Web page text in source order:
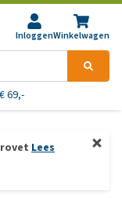
InloggenWinkelwagen
69,-
Lees